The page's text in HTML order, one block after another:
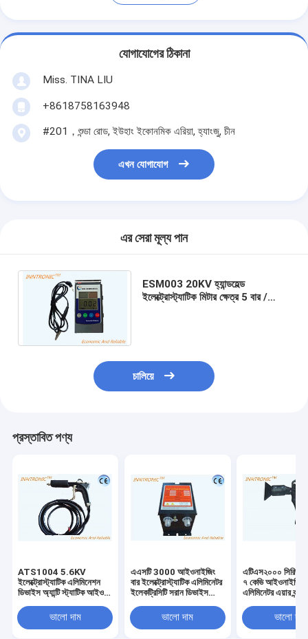
যোগাযোগের ঠিকানা
Miss. TINA LIU
+8618758163948
#201，শুন্ডা রোড, ইউহাং ইকোনমিক এরিয়া, হ্যাংজু, চীন
এখন যোগাযোগ
এর সেরা মূল্য পান
ESM003 20KV হ্যান্ডহেল্ড
ইলেক্ট্রোস্ট্যাটিক মিটার ক্ষেত্র 5 বার /
চালিয়ে
প্রস্তাবিত পণ্য
ATS1004 5.6KV
ইলেক্ট্রোস্ট্যাটিক এলিমিনেশন
ডিভাইস অ্যান্টি স্ট্যাটিক আইওন
জন্য পৃষ্ঠ পরিষ্কার
ভালো দাম
এএসটি 3000 আইওনাইজিং
বার ইলেক্ট্রোস্ট্যাটিক এলিমিনেটর
ইলেকট্রিসিটি সরান ডিভাইস
ব্যাগ তৈরির মেশিনের জন্য
ভালো দাম
এটিএস২০০০ সিরিজ
৭ কেভি আইওনাইজিং
এলিমিনেটর এয়ার
ভালো দাম